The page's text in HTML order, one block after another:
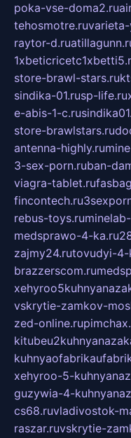
poka-vse-doma2.ru
tehosmotre.ru
raytor-d.ru
store-brawl-stars.ru
sindika-01.rusp-life.ru
e-abis-1-c.ru
store-brawlstars.ru
antenna-highly.ru
3-sex-porn.ruban-
viagra-tablet.ru
fincontech.ru
rebus-toys.ru
medsprawo-4-ka.ru
zajmy24.rutovudyi-4-
brazzerscom.ru
vskrytie-zamkov-
zed-online.ru
xehyroo-5-
guzywia-4-
cs68.ruvladivostok-
raszar.ruvskrytie-